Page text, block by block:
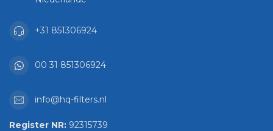
+31 851306924
00 31 851306924
info@hq-filters.nl
Register NR: 92315739